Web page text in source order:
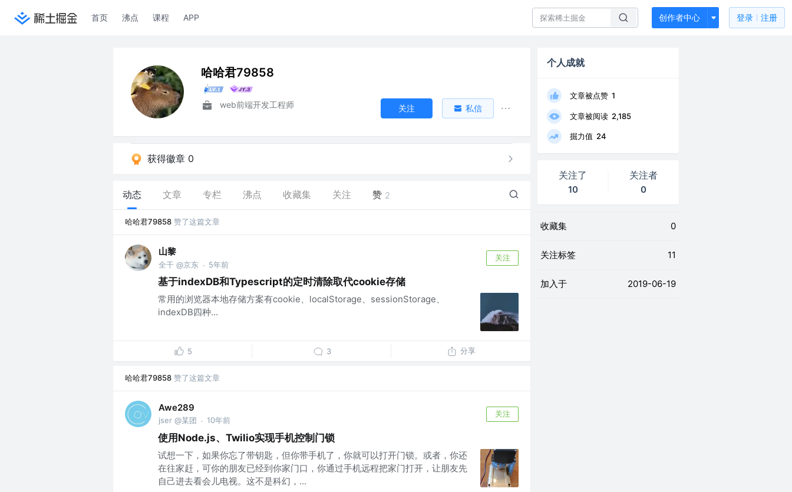
首页 沸点 课程 APP 创作者中心 登录 注册
哈哈君79858
web前端开发工程师 关注 私信
获得徽章 0
动态 文章 专栏 沸点 收藏集 关注 赞 2
哈哈君79858 赞了这篇文章
山黎
全干 @京东 · 5年前
关注
基于indexDB和Typescript的定时清除取代cookie存储
常用的浏览器本地存储方案有cookie、localStorage、sessionStorage、
indexDB四种...
5 3 分享
哈哈君79858 赞了这篇文章
Awe289
jser @某团 · 10年前
关注
使用Node.js、Twilio实现手机控制门锁
试想一下，如果你忘了带钥匙，但你带手机了，你就可以打开门锁。或者，你还
在往家赶，可你的朋友已经到你家门口，你通过手机远程把家门打开，让朋友先
自己进去看会儿电视。这不是科幻，...
个人成就
文章被点赞 1
文章被阅读 2,185
掘力值 24
关注了
10
关注者
0
收藏集 0
关注标签 11
加入于 2019-06-19